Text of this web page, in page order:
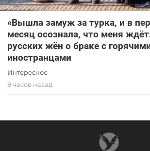
«Вышла замуж за турка, и в
месяц осознала, что меня
русских жён о браке с
иностранцами
Интересное
8 часов назад